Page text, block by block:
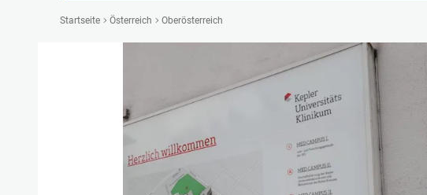
Startseite Österreich Oberösterreich